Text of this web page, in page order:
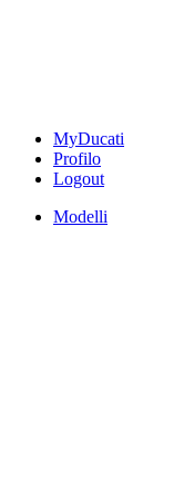
MyDucati
Profilo
Logout
Modelli